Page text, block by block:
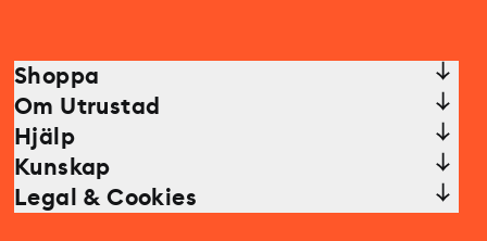
Shoppa
Om Utrustad
Hjälp
Kunskap
Legal & Cookies